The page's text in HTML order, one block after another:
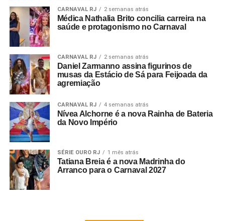
CARNAVAL RJ 2 semanas atrás
Médica Nathalia Brito concilia carreira na
saúde e protagonismo no Carnaval
CARNAVAL RJ 2 semanas atrás
Daniel Zarmanno assina figurinos de
musas da Estácio de Sá para Feijoada da
agremiação
CARNAVAL RJ 4 semanas atrás
Nívea Alchorne é a nova Rainha de Bateria
da Novo Império
SÉRIE OURO RJ 1 mês atrás
Tatiana Breia é a nova Madrinha do
Arranco para o Carnaval 2027